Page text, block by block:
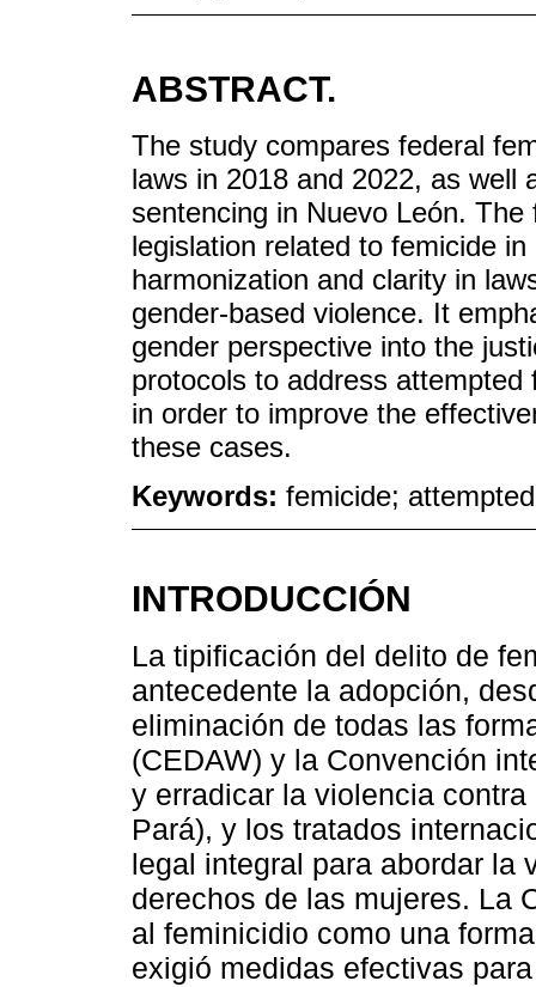
ABSTRACT.
The study compares federal
laws in 2018 and 2022, as well
sentencing in Nuevo León.
legislation related to femicide
harmonization and clarity in
gender-based violence. It
gender perspective into the
protocols to address
in order to improve the
these cases.
Keywords: femicide;
INTRODUCCIÓN
La tipificación del delito de
antecedente la adopción,
eliminación de todas las
(CEDAW) y la Convención
y erradicar la violencia
Pará), y los tratados
legal integral para abordar la
derechos de las mujeres. La
al feminicidio como una
exigió medidas efectivas